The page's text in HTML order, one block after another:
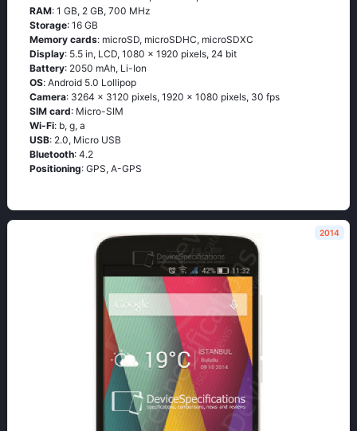
RAM: 1 GB, 2 GB, 700 MHz
Storage: 16 GB
Memory cards: microSD, microSDHC, microSDXC
Display: 5.5 in, LCD, 1080 x 1920 pixels, 24 bit
Battery: 2050 mAh, Li-Ion
OS: Аndrоid 5.0 Lоlliрор
Camera: 3264 x 3120 pixels, 1920 x 1080 pixels, 30 fps
SIM card: Micro-SIM
Wi-Fi: b, g, а
USB: 2.0, Micro USB
Bluetooth: 4.2
Positioning: GРS, А-GРS
2014